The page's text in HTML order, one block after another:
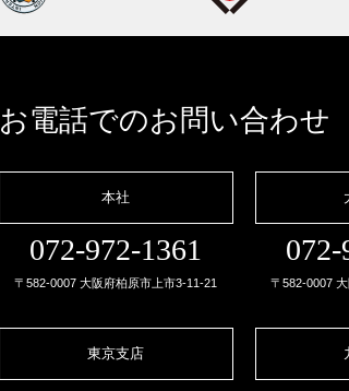
お電話でのお問い合わせ
本社
072-972-1361
〒582-0007 大阪府柏原市上市3-11-21
072-
〒582-0007
東京支店